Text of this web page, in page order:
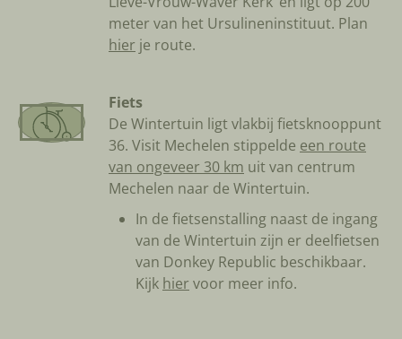
meter van het Ursulineninstituut. Plan
hier je route.
Fiets
De Wintertuin ligt vlakbij fietsknooppunt
36. Visit Mechelen stippelde een route
van ongeveer 30 km uit van centrum
Mechelen naar de Wintertuin.
In de fietsenstalling naast de ingang
van de Wintertuin zijn er deelfietsen
van Donkey Republic beschikbaar.
Kijk hier voor meer info.